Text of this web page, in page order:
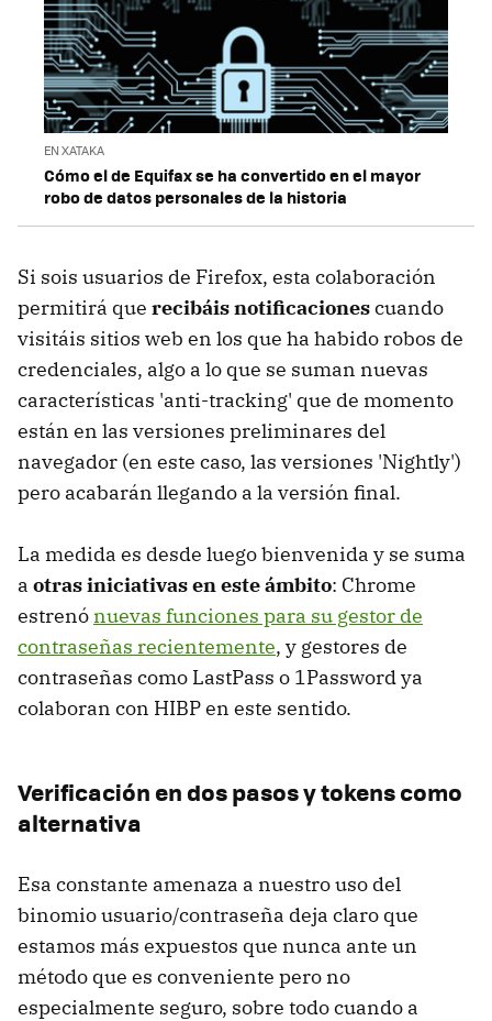
EN XATAKA
Cómo el de Equifax se ha convertido en el mayor
robo de datos personales de la historia
Si sois usuarios de Firefox, esta colaboración
permitirá que recibáis notificacionescuando
visitáis sitios web en los que ha habido robos de
credenciales, algo a lo que se suman nuevas
características 'anti-tracking' que de momento
están en las versiones preliminares del
navegador (en este caso, las versiones 'Nightly')
pero acabarán llegando a la versión final.
La medida es desde luego bienvenida y se suma
a otras iniciativas en este ámbito: Chrome
estrenónuevas funciones para su gestor de
contraseñas recientemente, y gestores de
contraseñas como LastPass o 1Password ya
colaboran con HIBP en este sentido.
Verificación en dos pasos y tokens como
alternativa
Esa constante amenaza a nuestro uso del
binomio usuario/contraseña deja claro que
estamos más expuestos que nunca ante un
método que es conveniente pero no
especialmente seguro, sobre todo cuando a